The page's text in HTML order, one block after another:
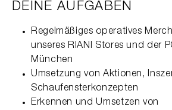
DEINE AUFGABEN
Regelmäßiges operatives
unseres RIANI Stores und der
München
Umsetzung von Aktionen,
Schaufensterkonzepten
Erkennen und Umsetzen von